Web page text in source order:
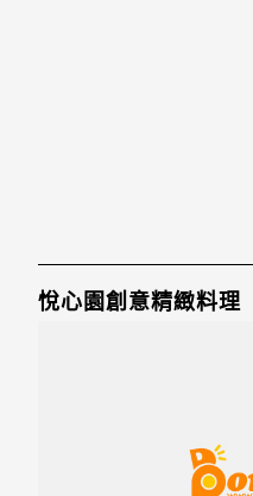
悅心園創意精緻料理